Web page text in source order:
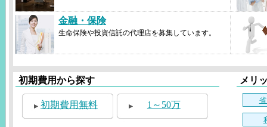
金融・保険
生命保険や投資信託の代理店を募集しています。
初期費用から探す
初期費用無料 1～50万
メリ